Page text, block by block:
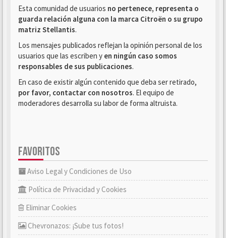
Esta comunidad de usuarios no pertenece, representa o
guarda relación alguna con la marca Citroën o su grupo
matriz Stellantis.
Los mensajes publicados reflejan la opinión personal de los
usuarios que las escriben y en ningún caso somos
responsables de sus publicaciones.
En caso de existir algún contenido que deba ser retirado,
por favor, contactar con nosotros. El equipo de
moderadores desarrolla su labor de forma altruista.
FAVORITOS
Aviso Legal y Condiciones de Uso
Política de Privacidad y Cookies
Eliminar Cookies
Chevronazos: ¡Sube tus fotos!